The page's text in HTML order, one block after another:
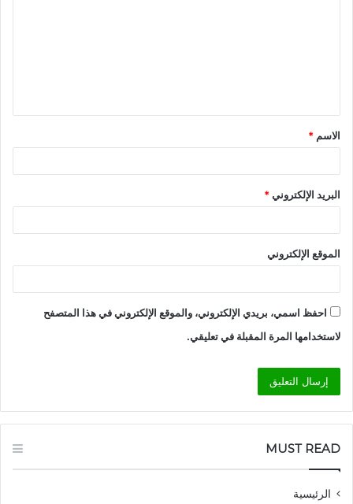
ق
*
الاسم *
البريد الإلكتروني*
الموقع الإلكتروني
احفظ اسمي، بريدي الإلكتروني، والموقع الإلكتروني في هذا المتصفح
لاستخدامها المرة المقبلة في تعليقي.
MUST READ
الرئيسية